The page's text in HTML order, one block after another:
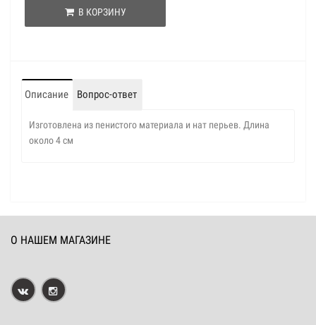
В КОРЗИНУ
Описание Вопрос-ответ
Изготовлена из пенистого материала и нат перьев. Длина
около 4 см
О НАШЕМ МАГАЗИНЕ